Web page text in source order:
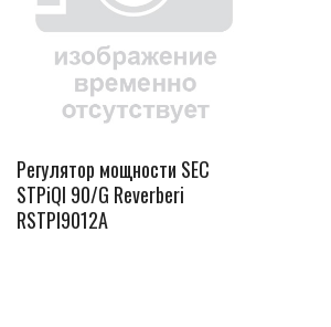
Регулятор мощности SEC
STPiQI 90/G Reverberi
RSTPI9012A